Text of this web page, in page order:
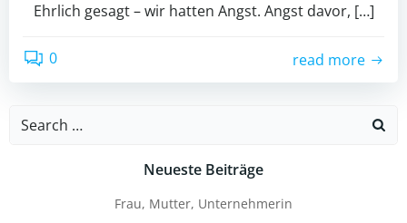
Ehrlich gesagt – wir hatten Angst. Angst davor, […]
0 read more
Search
Neueste Beiträge
Frau, Mutter, Unternehmerin